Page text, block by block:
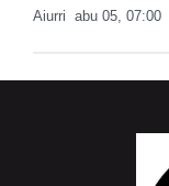
Aiurri abu 05, 07:00